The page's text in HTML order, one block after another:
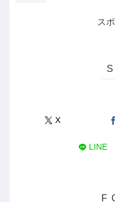
ス
X
LINE